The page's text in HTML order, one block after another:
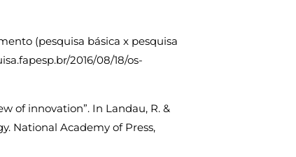
(pesquisa básica x pesquisa
2016/08/18/os-
of innovation”. In Landau, R. &
National Academy of Press,